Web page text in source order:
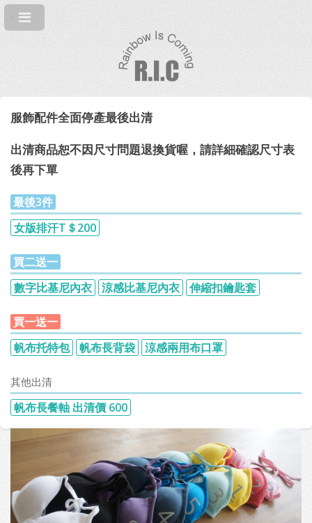
服飾配件全面停產最後出清
出清商品恕不因尺寸問題退換貨喔，請詳細確認尺寸表
後再下單
最後3件
女版排汗T＄200
買二送一
數字比基尼內衣
涼感比基尼內衣 伸縮扣鑰匙套
買一送一
帆布托特包
帆布長背袋 涼感兩用布口罩
其他出清
帆布長餐軸 出清價 600